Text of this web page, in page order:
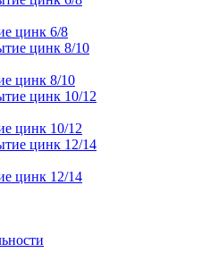
цинк 6/8
цинк 8/10
цинк 10/12
цинк 12/14